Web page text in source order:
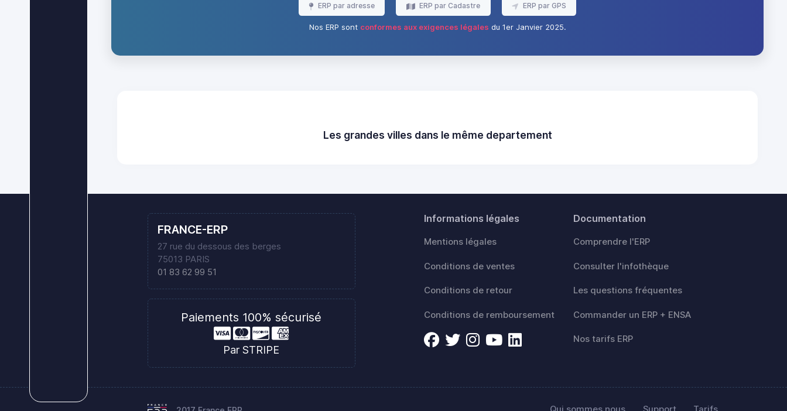
ERP par adresse ERP par Cadastre ERP par GPS
Nos ERP sont conformes aux exigences légales du 1er Janvier 2025.
Les grandes villes dans le même departement
FRANCE-ERP
27 rue du dessous des berges
75013 PARIS
01 83 62 99 51
Paiements 100% sécurisé
Par STRIPE
Informations légales
Mentions légales
Conditions de ventes
Conditions de retour
Conditions de remboursement
Documentation
Comprendre l'ERP
Consulter l'infothèque
Les questions fréquentes
Commander un ERP + ENSA
Nos tarifs ERP